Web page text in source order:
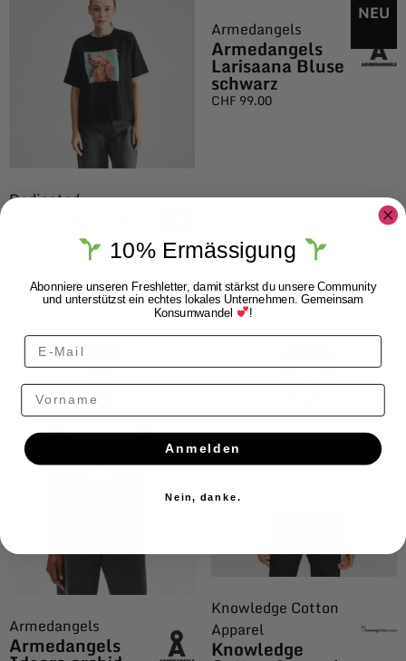
Dedicated
Vadstena
Nobodys B
NEU
Armedangels
Armedangels
Larisaana Bluse
schwarz
CHF 99.00
Armedangels
Armedangels
Knowledge Cotton
Apparel
Knowledge
10% Ermässigung
Abonniere unseren Freshletter, damit stärkst du unsere Community
und unterstützst ein echtes lokales Unternehmen. Gemeinsam
Konsumwandel !
Vorname
Anmelden
Nein, danke.